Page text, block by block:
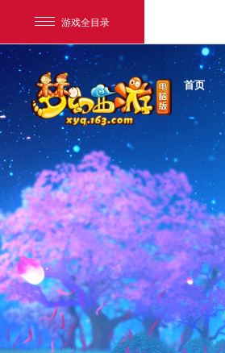
游戏全目录
网易游戏
游戏爱好者
我的足迹： 梦幻西游电脑版
首页